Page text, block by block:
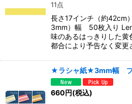
11点
長さ17インチ（約
3mm）幅 50枚入り
味のあるはっきりした黄
都合により予告なく変
★ラシャ紙★3mm幅 プ
660円(税込)